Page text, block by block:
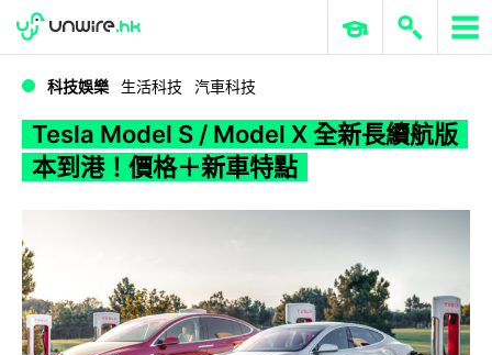
WWDC 2026 ERP 與商業 AI
科技娛樂 生活科技 汽車科技
Tesla Model S / Model X 全新長續航版
本到港！價格＋新車特點